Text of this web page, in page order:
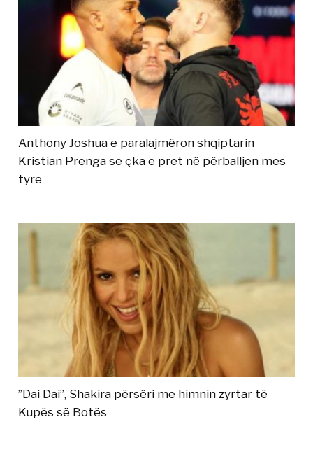
Anthony Joshua e paralajmëron shqiptarin
Kristian Prenga se çka e pret në përballjen mes
tyre
”Dai Dai”, Shakira përsëri me himnin zyrtar të
Kupës së Botës